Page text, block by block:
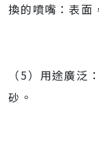
換的噴嘴：表面
（5）用途廣泛
砂。